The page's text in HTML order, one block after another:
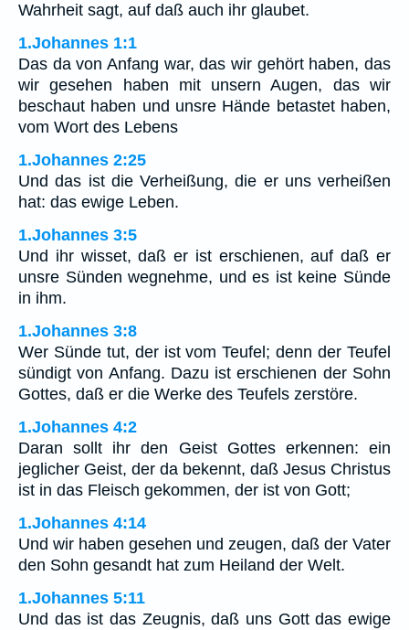
Wahrheit sagt, auf daß auch ihr glaubet.
1.Johannes 1:1
Das da von Anfang war, das wir gehört haben, das
wir gesehen haben mit unsern Augen, das wir
beschaut haben und unsre Hände betastet haben,
vom Wort des Lebens
1.Johannes 2:25
Und das ist die Verheißung, die er uns verheißen
hat: das ewige Leben.
1.Johannes 3:5
Und ihr wisset, daß er ist erschienen, auf daß er
unsre Sünden wegnehme, und es ist keine Sünde
in ihm.
1.Johannes 3:8
Wer Sünde tut, der ist vom Teufel; denn der Teufel
sündigt von Anfang. Dazu ist erschienen der Sohn
Gottes, daß er die Werke des Teufels zerstöre.
1.Johannes 4:2
Daran sollt ihr den Geist Gottes erkennen: ein
jeglicher Geist, der da bekennt, daß Jesus Christus
ist in das Fleisch gekommen, der ist von Gott;
1.Johannes 4:14
Und wir haben gesehen und zeugen, daß der Vater
den Sohn gesandt hat zum Heiland der Welt.
1.Johannes 5:11
Und das ist das Zeugnis, daß uns Gott das ewige